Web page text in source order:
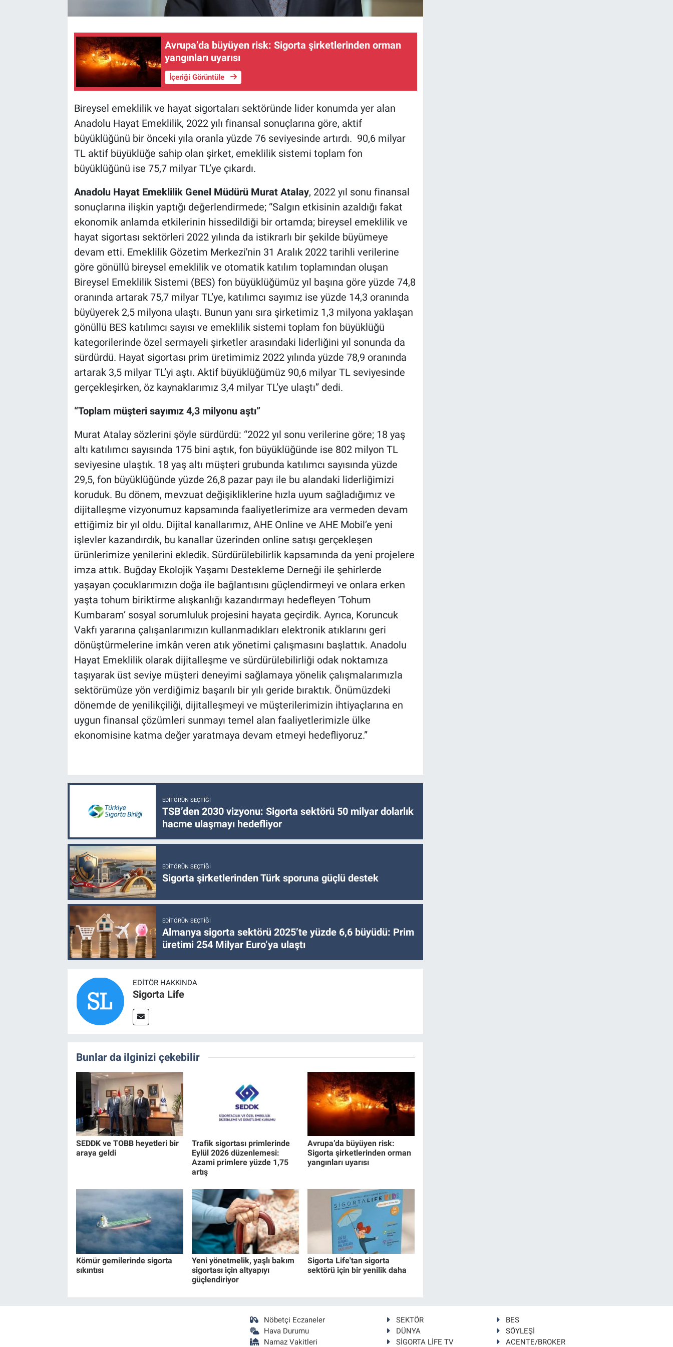
Avrupa’da büyüyen risk: Sigorta şirketlerinden orman
yangınları uyarısı
İçeriği Görüntüle
Bireysel emeklilik ve hayat sigortaları sektöründe lider konumda yer alan
Anadolu Hayat Emeklilik, 2022 yılı finansal sonuçlarına göre, aktif
büyüklüğünü bir önceki yıla oranla yüzde 76 seviyesinde artırdı. 90,6 milyar
TL aktif büyüklüğe sahip olan şirket, emeklilik sistemi toplam fon
büyüklüğünü ise 75,7 milyar TL’ye çıkardı.
Anadolu Hayat Emeklilik Genel Müdürü Murat Atalay, 2022 yıl sonu finansal
sonuçlarına ilişkin yaptığı değerlendirmede; “Salgın etkisinin azaldığı fakat
ekonomik anlamda etkilerinin hissedildiği bir ortamda; bireysel emeklilik ve
hayat sigortası sektörleri 2022 yılında da istikrarlı bir şekilde büyümeye
devam etti. Emeklilik Gözetim Merkezi'nin 31 Aralık 2022 tarihli verilerine
göre gönüllü bireysel emeklilik ve otomatik katılım toplamından oluşan
Bireysel Emeklilik Sistemi (BES) fon büyüklüğümüz yıl başına göre yüzde 74,8
oranında artarak 75,7 milyar TL’ye, katılımcı sayımız ise yüzde 14,3 oranında
büyüyerek 2,5 milyona ulaştı. Bunun yanı sıra şirketimiz 1,3 milyona yaklaşan
gönüllü BES katılımcı sayısı ve emeklilik sistemi toplam fon büyüklüğü
kategorilerinde özel sermayeli şirketler arasındaki liderliğini yıl sonunda da
sürdürdü. Hayat sigortası prim üretimimiz 2022 yılında yüzde 78,9 oranında
artarak 3,5 milyar TL’yi aştı. Aktif büyüklüğümüz 90,6 milyar TL seviyesinde
gerçekleşirken, öz kaynaklarımız 3,4 milyar TL’ye ulaştı” dedi.
“Toplam müşteri sayımız 4,3 milyonu aştı”
Murat Atalay sözlerini şöyle sürdürdü: “2022 yıl sonu verilerine göre; 18 yaş
altı katılımcı sayısında 175 bini aştık, fon büyüklüğünde ise 802 milyon TL
seviyesine ulaştık. 18 yaş altı müşteri grubunda katılımcı sayısında yüzde
29,5, fon büyüklüğünde yüzde 26,8 pazar payı ile bu alandaki liderliğimizi
koruduk. Bu dönem, mevzuat değişikliklerine hızla uyum sağladığımız ve
dijitalleşme vizyonumuz kapsamında faaliyetlerimize ara vermeden devam
ettiğimiz bir yıl oldu. Dijital kanallarımız, AHE Online ve AHE Mobil’e yeni
işlevler kazandırdık, bu kanallar üzerinden online satışı gerçekleşen
ürünlerimize yenilerini ekledik. Sürdürülebilirlik kapsamında da yeni projelere
imza attık. Buğday Ekolojik Yaşamı Destekleme Derneği ile şehirlerde
yaşayan çocuklarımızın doğa ile bağlantısını güçlendirmeyi ve onlara erken
yaşta tohum biriktirme alışkanlığı kazandırmayı hedefleyen ‘Tohum
Kumbaram’ sosyal sorumluluk projesini hayata geçirdik. Ayrıca, Koruncuk
Vakfı yararına çalışanlarımızın kullanmadıkları elektronik atıklarını geri
dönüştürmelerine imkân veren atık yönetimi çalışmasını başlattık. Anadolu
Hayat Emeklilik olarak dijitalleşme ve sürdürülebilirliği odak noktamıza
taşıyarak üst seviye müşteri deneyimi sağlamaya yönelik çalışmalarımızla
sektörümüze yön verdiğimiz başarılı bir yılı geride bıraktık. Önümüzdeki
dönemde de yenilikçiliği, dijitalleşmeyi ve müşterilerimizin ihtiyaçlarına en
uygun finansal çözümleri sunmayı temel alan faaliyetlerimizle ülke
ekonomisine katma değer yaratmaya devam etmeyi hedefliyoruz.”
EDITÖRÜN SEÇTIĞI
TSB’den 2030 vizyonu: Sigorta sektörü 50 milyar dolarlık
hacme ulaşmayı hedefliyor
EDITÖRÜN SEÇTIĞI
Sigorta şirketlerinden Türk sporuna güçlü destek
EDITÖRÜN SEÇTIĞI
Almanya sigorta sektörü 2025’te yüzde 6,6 büyüdü: Prim
üretimi 254 Milyar Euro’ya ulaştı
EDITÖR HAKKINDA
Sigorta Life
Bunlar da ilginizi çekebilir
SEDDK ve TOBB heyetleri bir
araya geldi
Trafik sigortası primlerinde
Eylül 2026 düzenlemesi:
Azami primlere yüzde 1,75
artış
Avrupa’da büyüyen risk:
Sigorta şirketlerinden orman
yangınları uyarısı
Kömür gemilerinde sigorta
sıkıntısı
Yeni yönetmelik, yaşlı bakım
sigortası için altyapıyı
güçlendiriyor
Sigorta Life'tan sigorta
sektörü için bir yenilik daha
Nöbetçi Eczaneler
Hava Durumu
Namaz Vakitleri
SEKTÖR
BES
DÜNYA
SÖYLEŞİ
SİGORTA LİFE TV
ACENTE/BROKER